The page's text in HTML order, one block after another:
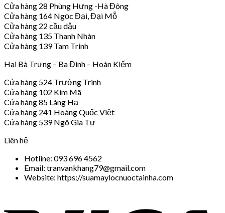
Cửa hàng 28 Phùng Hưng -Hà Đông
Cửa hàng 164 Ngọc Đại, Đại Mỗ
Cửa hàng 22 cầu dậu
Cửa hàng 135 Thanh Nhàn
Cửa hàng 139 Tam Trinh
Hai Bà Trưng – Ba Đình – Hoàn Kiếm
Cửa hàng 524 Trường Trinh
Cửa hàng 102 Kim Mã
Cửa hàng 85 Láng Hạ
Cửa hàng 241 Hoàng Quốc Việt
Cửa hàng 539 Ngô Gia Tự
Liên hệ
Hotline: 093 696 4562
Email: tranvankhang79@gmail.com
Website: https://suamaylocnuoctainha.com